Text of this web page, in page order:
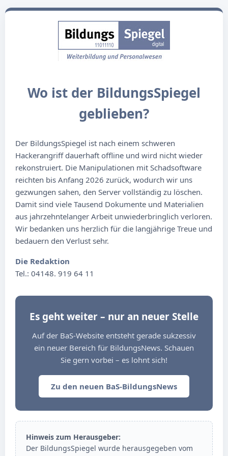
Wo ist der BildungsSpiegel
geblieben?
Der BildungsSpiegel ist nach einem schweren
Hackerangriff dauerhaft offline und wird nicht wieder
rekonstruiert. Die Manipulationen mit Schadsoftware
reichten bis Anfang 2026 zurück, wodurch wir uns
gezwungen sahen, den Server vollständig zu löschen.
Damit sind viele Tausend Dokumente und Materialien
aus jahrzehntelanger Arbeit unwiederbringlich verloren.
Wir bedanken uns herzlich für die langjährige Treue und
bedauern den Verlust sehr.
Die Redaktion
Tel.: 04148. 919 64 11
Es geht weiter – nur an neuer Stelle
Auf der BaS-Website entsteht gerade sukzessiv
ein neuer Bereich für BildungsNews. Schauen
Sie gern vorbei – es lohnt sich!
Zu den neuen BaS-BildungsNews
Hinweis zum Herausgeber:
Der BildungsSpiegel wurde herausgegeben vom